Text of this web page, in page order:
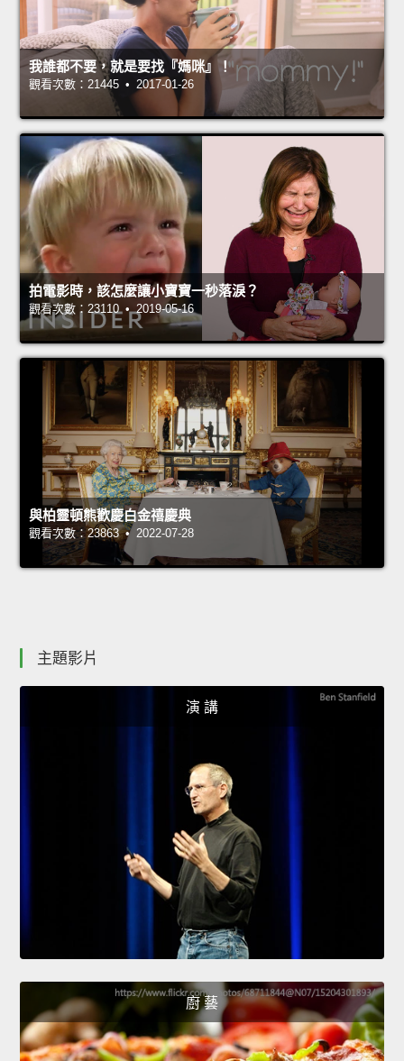
我誰都不要，就是要找『媽咪』！
觀看次數：21445 • 2017-01-26
拍電影時，該怎麼讓小寶寶一秒落淚？
觀看次數：23110 • 2019-05-16
與柏靈頓熊歡慶白金禧慶典
觀看次數：23863 • 2022-07-28
主題影片
演 講
廚 藝